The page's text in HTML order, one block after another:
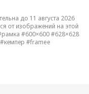
до 11 августа 2026
от изображений на этой
#600×600#628×628
#кемпер #framee